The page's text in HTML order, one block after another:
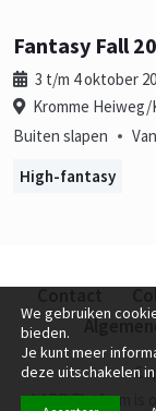
Fantasy Fall
3 t/m 4 oktober
Kromme
Buiten slapen •
High-fantasy
LARP Platform is
We gebruiken
bieden.
Je kunt meer
deze uitschakelen